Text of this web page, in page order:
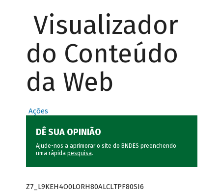
Visualizador
do Conteúdo
da Web
Ações
DÊ SUA OPINIÃO
Ajude-nos a aprimorar o site do BNDES preenchendo
uma rápida pesquisa.
Z7_L9KEH4O0LORH80ALCLTPF80SI6